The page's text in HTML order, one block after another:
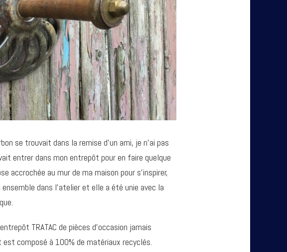
se trouvait dans la remise d’un ami, je n’ai pas
entrer dans mon entrepôt pour en faire quelque
accrochée au mur de ma maison pour s’inspirer,
dans l’atelier et elle a été unie avec la
TRATAC de pièces d’occasion jamais
composé à 100% de matériaux recyclés.